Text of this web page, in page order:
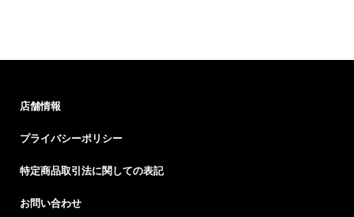
店舗情報
プライバシーポリシー
特定商品取引法に関しての表記
お問い合わせ